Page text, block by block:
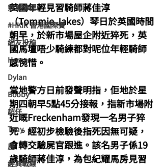
競馬磚提
#HKIR 香港國際賽
網友投稿
Homan
Dylan
Bobby
超仔
Tony
鹿
經典戰線
英國年輕見習騎師蔣佳淳
（Tommie Jakes）琴日於英國時間
朝早，於新市場屋企附近猝死，英
國馬壇唔少騎練都對呢位年輕騎師
感惋惜。
當地警方日前發聲明指，佢地於星
期四朝早5點45分接報，指新市場附
近嘅Freckenham發現一名男子猝
死。經初步檢驗後指死因無可疑，
會轉交驗屍官跟進。該名男子係19
歲騎師蔣佳淳，為包紀耀馬房見習